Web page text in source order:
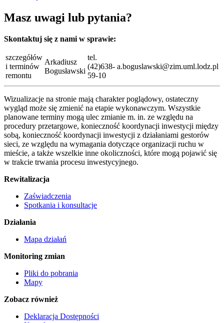
Masz uwagi lub pytania?
Skontaktuj się z nami w sprawie:
szczegółów
i terminów
remontu
Arkadiusz
Bogusławski
tel.
(42)638-
59-10
a.boguslawski@zim.uml.lodz.pl
Wizualizacje na stronie mają charakter poglądowy, ostateczny
wygląd może się zmienić na etapie wykonawczym. Wszystkie
planowane terminy mogą ulec zmianie m. in. ze względu na
procedury przetargowe, konieczność koordynacji inwestycji między
sobą, konieczność koordynacji inwestycji z działaniami gestorów
sieci, ze względu na wymagania dotyczące organizacji ruchu w
mieście, a także wszelkie inne okoliczności, które mogą pojawić się
w trakcie trwania procesu inwestycyjnego.
Rewitalizacja
Zaświadczenia
Spotkania i konsultacje
Działania
Mapa działań
Monitoring zmian
Pliki do pobrania
Mapy
Zobacz również
Deklaracja Dostępności